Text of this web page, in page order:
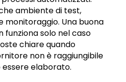
ambiente di test,
monitoraggio. Una buona
funziona solo nel caso
chiare quando
non è raggiungibile
essere elaborato.